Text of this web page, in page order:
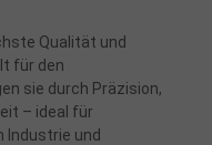
Qualität und
für den
sie durch Präzision,
– ideal für
Industrie und